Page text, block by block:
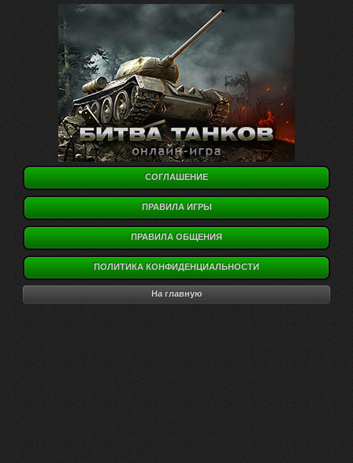
СОГЛАШЕНИЕ
ПРАВИЛА ИГРЫ
ПРАВИЛА ОБЩЕНИЯ
ПОЛИТИКА КОНФИДЕНЦИАЛЬНОСТИ
На главную